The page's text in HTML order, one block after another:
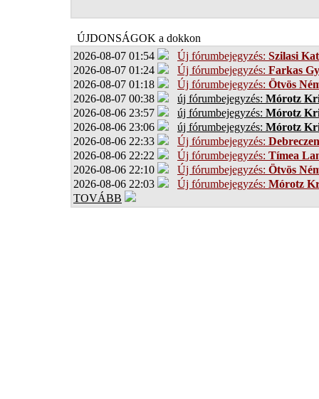
ÚJDONSÁGOK a dokkon
2026-08-07 01:54
Új fórumbejegyzés: Szilasi
2026-08-07 01:24
Új fórumbejegyzés: Farkas
2026-08-07 01:18
Új fórumbejegyzés: Ötvös
2026-08-07 00:38
új fórumbejegyzés: Mórotz
2026-08-06 23:57
új fórumbejegyzés: Mórotz
2026-08-06 23:06
új fórumbejegyzés: Mórotz
2026-08-06 22:33
Új fórumbejegyzés:
2026-08-06 22:22
Új fórumbejegyzés: Tímea
2026-08-06 22:10
Új fórumbejegyzés: Ötvös
2026-08-06 22:03
Új fórumbejegyzés: Mórotz
TOVÁBB